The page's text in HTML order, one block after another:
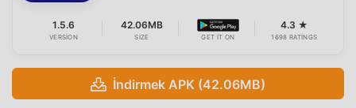
1.5.6
VERSION
42.06MB
SIZE GET IT ON
4.3 ★
1698 RATINGS
İndirmek APK (42.06MB)